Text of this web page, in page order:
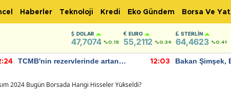
Haberler Teknoloji Kredi Eko Gündem Borsa Ve
DOLAR
47,7074 %0.15
EURO
55,2112 %0.34
STERLIN
64,4623 %0.41
TCMB'nin rezervlerinde artan
12:03
Bakan Şimşek,
2024 Bugün Borsada Hangi Hisseler Yükseldi?